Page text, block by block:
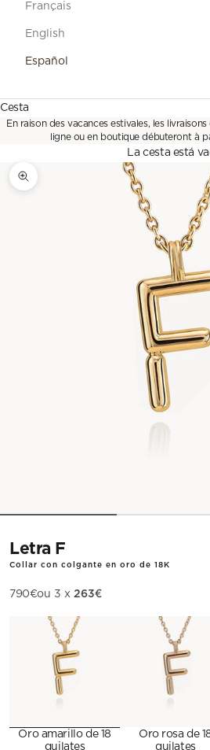
Français
English
Español
Cesta
En raison des vacances estivales, les
ligne ou en boutique débuteront à
La cesta está
Zoom
Letra F
Collar con colgante en oro de 18K
Precio de oferta
790€ou 3 x263€
Oro amarillo de 18
quilates
Oro rosa de
quilates